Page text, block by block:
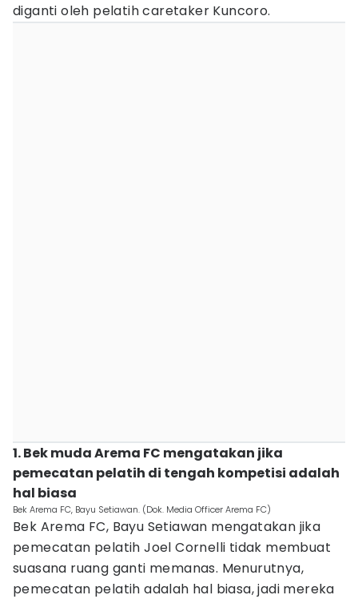
diganti oleh pelatih caretaker Kuncoro.
1. Bek muda Arema FC mengatakan jika
pemecatan pelatih di tengah kompetisi adalah
hal biasa
Bek Arema FC, Bayu Setiawan. (Dok. Media Officer Arema FC)
Bek Arema FC, Bayu Setiawan mengatakan jika
pemecatan pelatih Joel Cornelli tidak membuat
suasana ruang ganti memanas. Menurutnya,
pemecatan pelatih adalah hal biasa, jadi mereka